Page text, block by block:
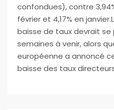
confondues), contre
février et 4,17% en
baisse de taux devrait se
semaines à venir, alors
européenne a annoncé
baisse des taux